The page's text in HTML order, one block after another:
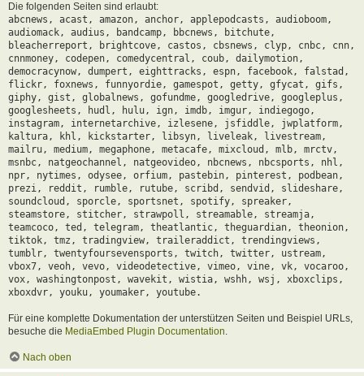
Die folgenden Seiten sind erlaubt:
abcnews, acast, amazon, anchor, applepodcasts, audioboom,
audiomack, audius, bandcamp, bbcnews, bitchute,
bleacherreport, brightcove, castos, cbsnews, clyp, cnbc, cnn,
cnnmoney, codepen, comedycentral, coub, dailymotion,
democracynow, dumpert, eighttracks, espn, facebook, falstad,
flickr, foxnews, funnyordie, gamespot, getty, gfycat, gifs,
giphy, gist, globalnews, gofundme, googledrive, googleplus,
googlesheets, hudl, hulu, ign, imdb, imgur, indiegogo,
instagram, internetarchive, izlesene, jsfiddle, jwplatform,
kaltura, khl, kickstarter, libsyn, liveleak, livestream,
mailru, medium, megaphone, metacafe, mixcloud, mlb, mrctv,
msnbc, natgeochannel, natgeovideo, nbcnews, nbcsports, nhl,
npr, nytimes, odysee, orfium, pastebin, pinterest, podbean,
prezi, reddit, rumble, rutube, scribd, sendvid, slideshare,
soundcloud, sporcle, sportsnet, spotify, spreaker,
steamstore, stitcher, strawpoll, streamable, streamja,
teamcoco, ted, telegram, theatlantic, theguardian, theonion,
tiktok, tmz, tradingview, traileraddict, trendingviews,
tumblr, twentyfoursevensports, twitch, twitter, ustream,
vbox7, veoh, vevo, videodetective, vimeo, vine, vk, vocaroo,
vox, washingtonpost, wavekit, wistia, wshh, wsj, xboxclips,
xboxdvr, youku, youmaker, youtube.
Für eine komplette Dokumentation der unterstützen Seiten und Beispiel URLs,
besuche die MediaEmbed Plugin Documentation.
Nach oben